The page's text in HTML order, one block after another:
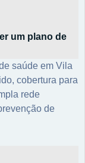
um plano de
saúde em Vila
cobertura para
rede
de